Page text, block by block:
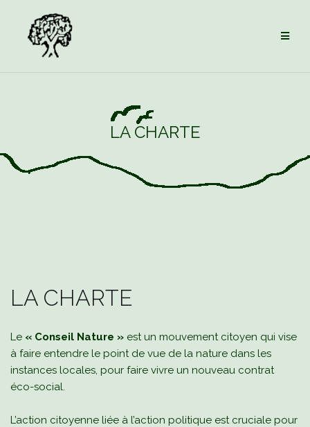
contenu
LA CHARTE
LA CHARTE
Le « Conseil Nature » est un mouvement citoyen qui vise
à faire entendre le point de vue de la nature dans les
instances locales, pour faire vivre un nouveau contrat
éco-social.
L’action citoyenne liée à l’action politique est cruciale pour